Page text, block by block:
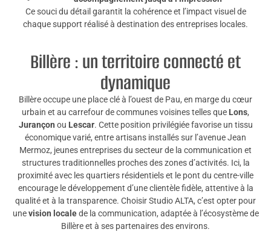
Ce souci du détail garantit la cohérence et l’impact visuel de
chaque support réalisé à destination des entreprises locales.
Billère : un territoire connecté et
dynamique
Billère occupe une place clé à l’ouest de Pau, en marge du cœur
urbain et au carrefour de communes voisines telles que Lons,
Jurançon ou Lescar. Cette position privilégiée favorise un tissu
économique varié, entre artisans installés sur l’avenue Jean
Mermoz, jeunes entreprises du secteur de la communication et
structures traditionnelles proches des zones d’activités. Ici, la
proximité avec les quartiers résidentiels et le pont du centre-ville
encourage le développement d’une clientèle fidèle, attentive à la
qualité et à la transparence. Choisir Studio ALTA, c’est opter pour
unevision localede la communication, adaptée à l’écosystème de
Billère et à ses partenaires des environs.